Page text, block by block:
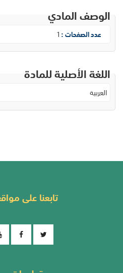
الوصف المادي
عدد الصفحات : 1
اللغة الأصلية للمادة
العربية
تابعنا على